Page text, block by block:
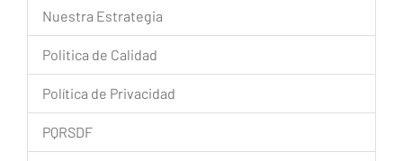
Nuestra Estrategia
Politica de Calidad
Política de Privacidad
PQRSDF